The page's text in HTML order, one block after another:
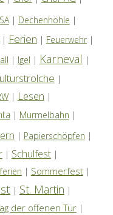
| Dechenhöhle |
| Ferien | Feuerwehr|
| Igel | Karneval |
|
| Lesen |
| Murmelbahn |
| Papierschöpfen |
| Schulfest|
| Sommerfest|
| St. Martin |
der offenen Tür|